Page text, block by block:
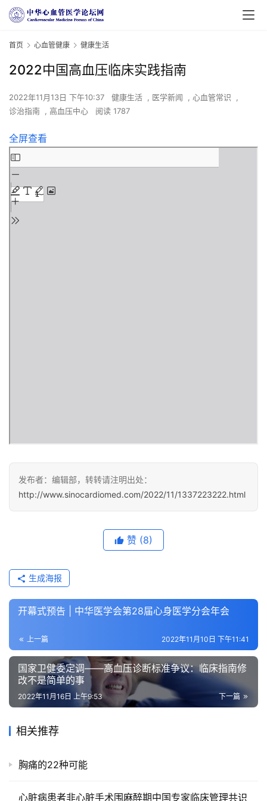
首
心
血
管
临
心
血
管
题
心
管
康
问
社
首页 心血管健康 健康生活
2022中国高血压临床实践指南
2022年11月13日 下午10:37 健康生活 , 医学新闻 , 心血管常识
,
诊治指南 , 高血压中心 阅读 1787
全屏查看
Skip
to
PDF
content
发布者：编辑部，转转请注明出处：
http://www.sinocardiomed.com/2022/11/1337223222.html
赞 (8)
生成海报
开幕式预告 | 中华医学会第28届心身医学分会年会
上一篇 2022年11月10日 下午11:41
国家卫健委定调——高血压诊断标准争议：临床指南修
改不是简单的事
下一篇
2022年11月16日 上午9:53
相关推荐
胸痛的22种可能
心脏病患者非心脏手术围麻醉期中国专家临床管理共识